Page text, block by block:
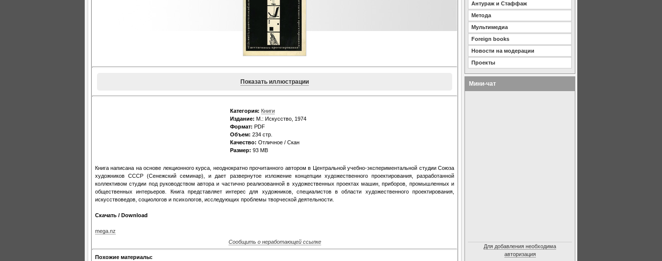
Показать иллюстрации
Категория: Книги
Издание: М.: Искусство, 1974
Формат: PDF
Объем: 234 стр.
Качество: Отличное / Скан
Размер: 93 MB
Книга написана на основе лекционного курса, неоднократно прочитанного автором в Центральной учебно-экспериментальной студии Союза
художников СССР (Сенежский семинар), и дает развернутое изложение концепции художественного проектирования, разработанной
коллективом студии под руководством автора и частично реализованной в художественных проектах машин, приборов, промышленных и
общественных интерьеров. Книга представляет интерес для художников, специалистов в области художественного проектирования,
искусствоведов, социологов и психологов, исследующих проблемы творческой деятельности.
Скачать / Download
mega.nz
Сообщить о неработающей ссылке
Похожие материалы:
Антураж и Стаффаж
Метода
Мультимедиа
Foreign books
Новости на модерации
Проекты
Мини-чат
Для добавления необходима
авторизация